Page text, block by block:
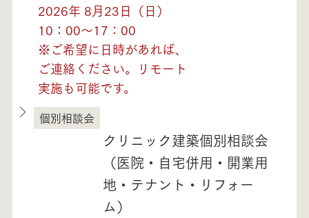
2026年 8月23日（日）
10：00～17：00
※ご希望に日時があれば、
ご連絡ください。リモート
実施も可能です。
愛媛県
個別相談会
クリニック建築個別相談会
（医院・自宅併用・開業用
地・テナント・リフォー
ム）